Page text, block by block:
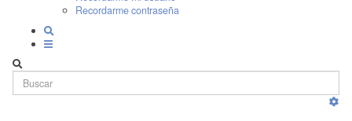
Recordarme contraseña